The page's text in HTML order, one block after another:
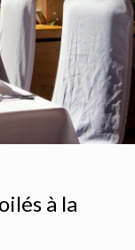
à la